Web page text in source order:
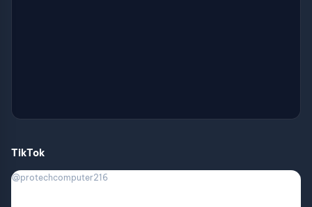
TikTok
@protechcomputer216